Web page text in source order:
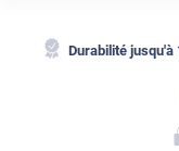
Durabilité jusqu'à